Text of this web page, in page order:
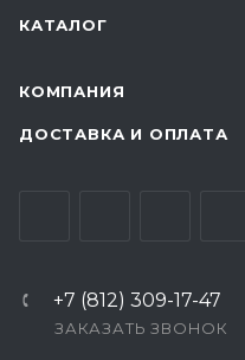
КАТАЛОГ
КОМПАНИЯ
ДОСТАВКА И ОПЛАТА
+7 (812) 309-17-47
ЗАКАЗАТЬ ЗВОНОК